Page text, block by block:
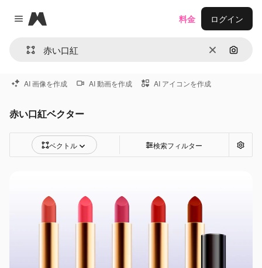
Close menu
Magnific
消去 画像で
料金 ログイン
AI 画像を作成 AI 動画を作成 AI アイコンを作成
赤い口紅ベクター
ベクトル 検索フィルター